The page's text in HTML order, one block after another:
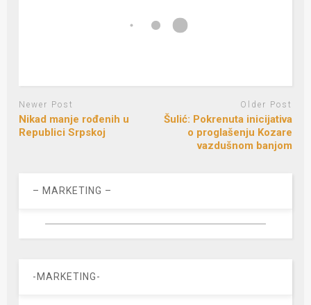
Newer Post
Nikad manje rođenih u
Republici Srpskoj
Older Post
Šulić: Pokrenuta inicijativa
o proglašenju Kozare
vazdušnom banjom
– MARKETING –
-MARKETING-